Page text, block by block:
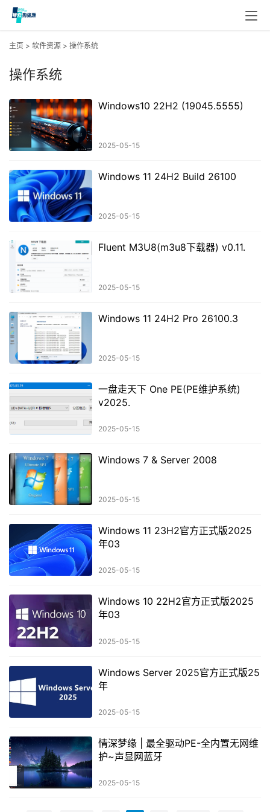
主页 > 软件资源 > 操作系统
操作系统
Windows10 22H2 (19045.5555)
2025-05-15
Windows 11 24H2 Build 26100
2025-05-15
Fluent M3U8(m3u8下载器) v0.11.
2025-05-15
Windows 11 24H2 Pro 26100.3
2025-05-15
一盘走天下 One PE(PE维护系统)
v2025.
2025-05-15
Windows 7 & Server 2008
2025-05-15
Windows 11 23H2官方正式版2025
年03
2025-05-15
Windows 10 22H2官方正式版2025
年03
2025-05-15
Windows Server 2025官方正式版25
年
2025-05-15
情深梦缘 | 最全驱动PE-全内置无网维
护~声显网蓝牙
2025-05-15